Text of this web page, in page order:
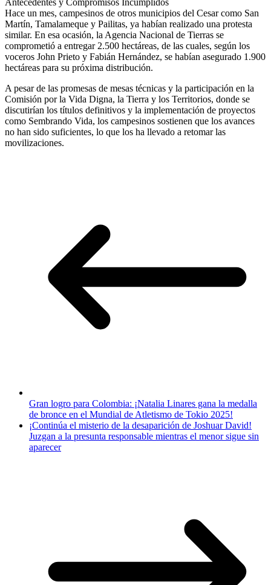
Antecedentes y Compromisos Incumplidos
Hace un mes, campesinos de otros municipios del Cesar como San
Martín, Tamalameque y Pailitas, ya habían realizado una protesta
similar. En esa ocasión, la Agencia Nacional de Tierras se
comprometió a entregar 2.500 hectáreas, de las cuales, según los
voceros John Prieto y Fabián Hernández, se habían asegurado 1.900
hectáreas para su próxima distribución.
A pesar de las promesas de mesas técnicas y la participación en la
Comisión por la Vida Digna, la Tierra y los Territorios, donde se
discutirían los títulos definitivos y la implementación de proyectos
como Sembrando Vida, los campesinos sostienen que los avances
no han sido suficientes, lo que los ha llevado a retomar las
movilizaciones.
Gran logro para Colombia: ¡Natalia Linares gana la medalla
de bronce en el Mundial de Atletismo de Tokio 2025!
¡Continúa el misterio de la desaparición de Joshuar David!
Juzgan a la presunta responsable mientras el menor sigue sin
aparecer